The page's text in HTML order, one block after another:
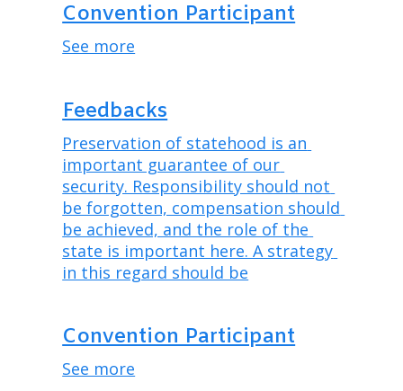
Convention Participant
See more
Feedbacks
Preservation of statehood is an
important guarantee of our
security. Responsibility should not
be forgotten, compensation should
be achieved, and the role of the
state is important here. A strategy
in this regard should be
Convention Participant
See more